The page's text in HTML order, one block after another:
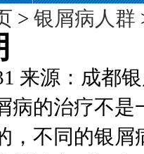
> 银屑病人群
来源：成都
病的治疗不
，不同的银